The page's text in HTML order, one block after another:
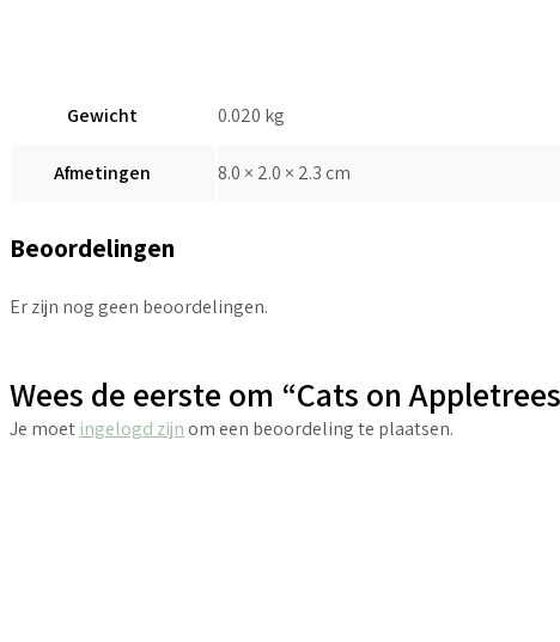
Gewicht 0.020 kg
Afmetingen 8.0 × 2.0 × 2.3 cm
Beoordelingen
Er zijn nog geen beoordelingen.
Wees de eerste om “Cats on
Je moet ingelogd zijnom een beoordeling te plaatsen.